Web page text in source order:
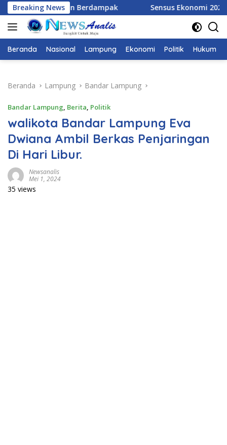
Langsung
ke
konten
Breaking News
dan Berdampak Sensus Ekonomi 2026,
Beranda Nasional Lampung Ekonomi Politik Hukum
Beranda Lampung Bandar Lampung
Bandar Lampung, Berita, Politik
walikota Bandar Lampung Eva
Dwiana Ambil Berkas Penjaringan
Di Hari Libur.
Newsanalis
Mei 1, 2024
35 views